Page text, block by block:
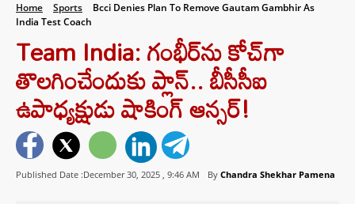
Home Sports
Bcci Denies Plan To Remove Gautam Gambhir As
India Test Coach
Team India: గంభీర్‌ను కోచ్⁬గా
తొలగించేందుకు ప్లాన్.. బీసీసీఐ
ఉపాధ్యక్షుడు షాకింగ్ ఆన్సర్!
Published Date :December 30, 2025 , 9:46 AM By Chandra Shekhar Pamena